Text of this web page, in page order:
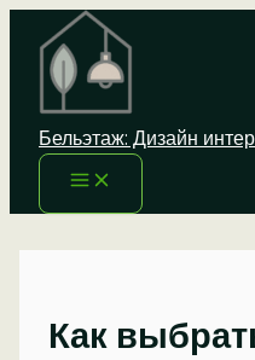
Перейти
содержимому
Бельэтаж: Дизайн
Как